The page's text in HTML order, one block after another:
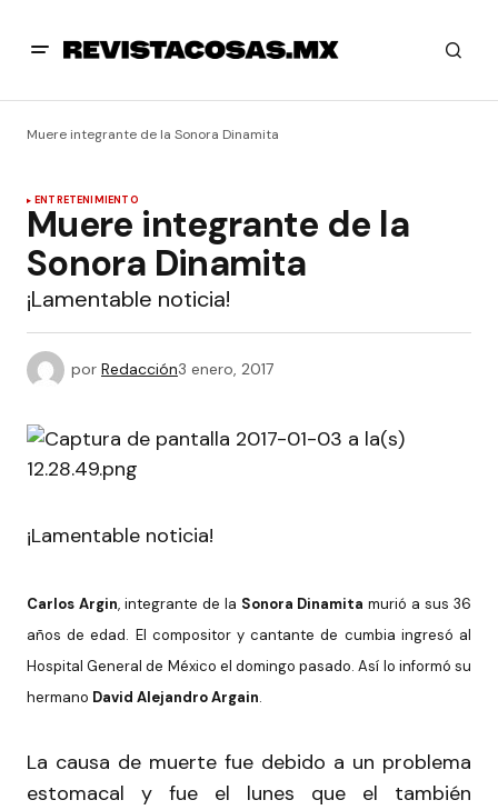
Muere integrante de la Sonora Dinamita
ENTRETENIMIENTO
Muere integrante de la
Sonora Dinamita
¡Lamentable noticia!
por Redacción3 enero, 2017
¡Lamentable noticia!
Carlos Argin, integrante de la Sonora Dinamita murió a sus 36
años de edad. El compositor y cantante de cumbia ingresó al
Hospital General de México el domingo pasado. Así lo informó su
hermano David Alejandro Argain.
La causa de muerte fue debido a un problema
estomacal y fue el lunes que el también